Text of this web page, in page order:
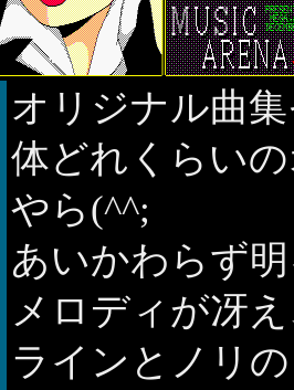
オリジナル曲
体どれくらい
やら(^^;
あいかわらず
メロディが冴
ラインとノリ